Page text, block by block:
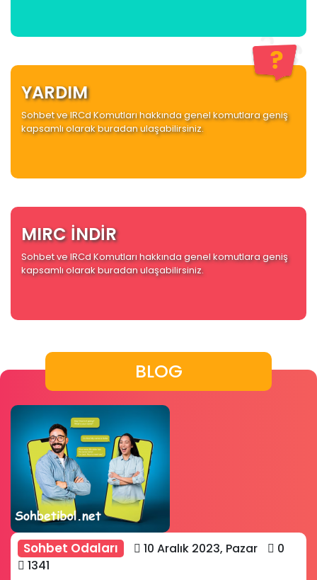
YARDIM
Sohbet ve IRCd Komutları hakkında genel komutlara geniş
kapsamlı olarak buradan ulaşabilirsiniz.
MIRC İNDİR
Sohbet ve IRCd Komutları hakkında genel komutlara geniş
kapsamlı olarak buradan ulaşabilirsiniz.
BLOG
Sohbet Odaları 10 Aralık 2023, Pazar
0
1341